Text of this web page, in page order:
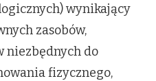
wynikający
zasobów,
niezbędnych do
fizycznego,